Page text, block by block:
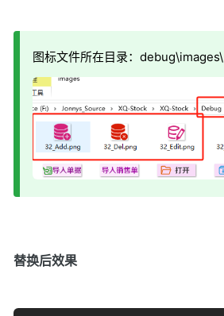
图标文件所在目录：debug\images\
替换后效果